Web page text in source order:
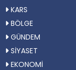
KARS
BÖLGE
GÜNDEM
SİYASET
EKONOMİ